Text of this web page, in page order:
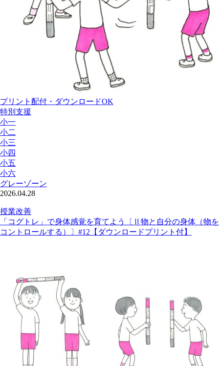
プリント配付・ダウンロードOK
特別支援
小一
小二
小三
小四
小五
小六
グレーゾーン
2026.04.28
授業改善
「コグトレ」で身体感覚を育てよう〔Ⅱ物と自分の身体（物を
コントロールする）〕#12【ダウンロードプリント付】